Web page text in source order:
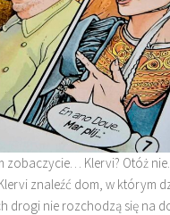
zobaczycie… Klervi? Otóż nie.
znaleźć dom, w którym
drogi nie rozchodzą się na